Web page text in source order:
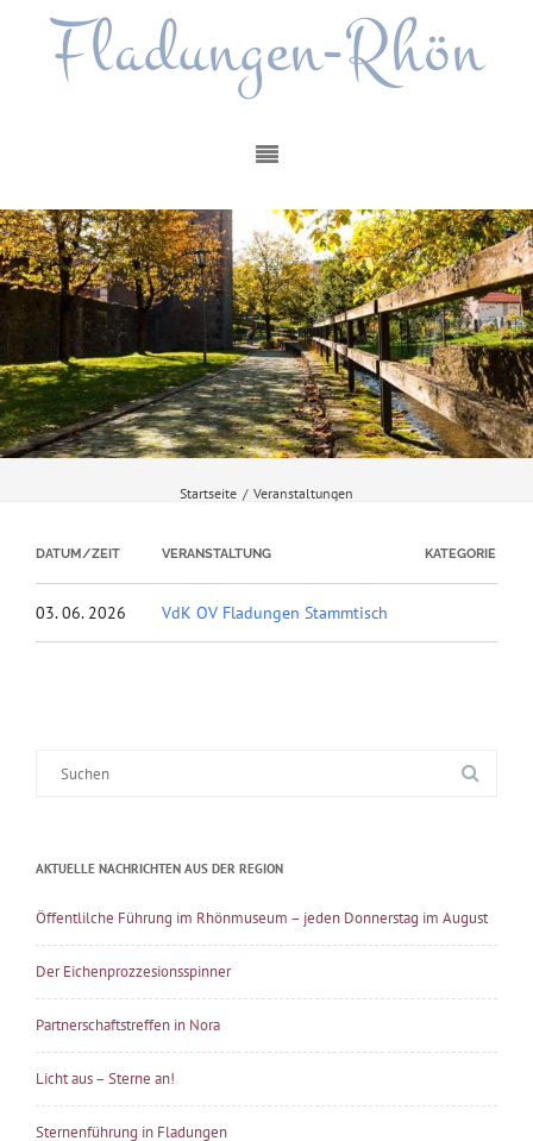
Fladungen-Rhön
Startseite / Veranstaltungen
DATUM/ZEIT VERANSTALTUNG KATEGORIE
03. 06. 2026 VdK OV Fladungen Stammtisch
AKTUELLE NACHRICHTEN AUS DER REGION
Öffentlilche Führung im Rhönmuseum – jeden Donnerstag im August
Der Eichenprozzesionsspinner
Partnerschaftstreffen in Nora
Licht aus – Sterne an!
Sternenführung in Fladungen